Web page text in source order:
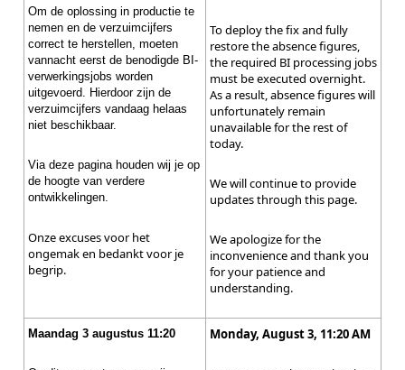
Om de oplossing in productie te
nemen en de verzuimcijfers
correct te herstellen, moeten
vannacht eerst de benodigde BI-
verwerkingsjobs worden
uitgevoerd. Hierdoor zijn de
verzuimcijfers vandaag helaas
niet beschikbaar.
Via deze pagina houden wij je op
de hoogte van verdere
ontwikkelingen.
Onze excuses voor het
ongemak en bedankt voor je
begrip.
To deploy the fix and fully
restore the absence figures,
the required BI processing jobs
must be executed overnight.
As a result, absence figures will
unfortunately remain
unavailable for the rest of
today.
We will continue to provide
updates through this page.
We apologize for the
inconvenience and thank you
for your patience and
understanding.
Maandag 3 augustus 11:20 Monday, August 3, 11:20 AM